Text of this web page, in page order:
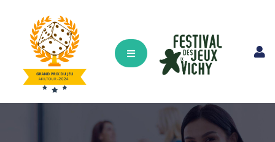
Hamburger Toggle Menu